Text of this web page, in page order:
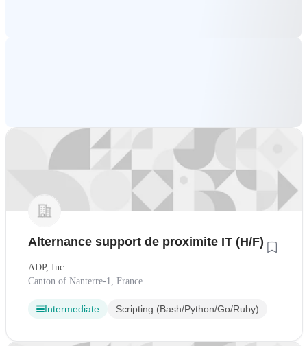
Alternance support de proximite IT (H/F)
ADP, Inc.
Canton of Nanterre-1, France
Intermediate Scripting (Bash/Python/Go/Ruby)